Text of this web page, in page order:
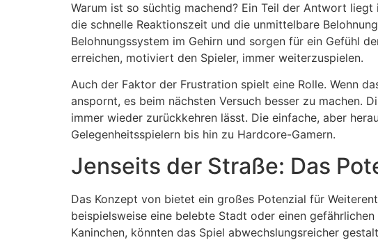
Warum ist so süchtig machend? Ein Teil der Antwort
die schnelle Reaktionszeit und die unmittelbare
Belohnungssystem im Gehirn und sorgen für ein Gefühl
erreichen, motiviert den Spieler, immer weiterzuspielen.
Auch der Faktor der Frustration spielt eine Rolle. Wenn
anspornt, es beim nächsten Versuch besser zu machen.
immer wieder zurückkehren lässt. Die einfache, aber
Gelegenheitsspielern bis hin zu Hardcore-Gamern.
Jenseits der Straße: Das
Das Konzept von bietet ein großes Potenzial für
beispielsweise eine belebte Stadt oder einen
Kaninchen, könnten das Spiel abwechslungsreicher